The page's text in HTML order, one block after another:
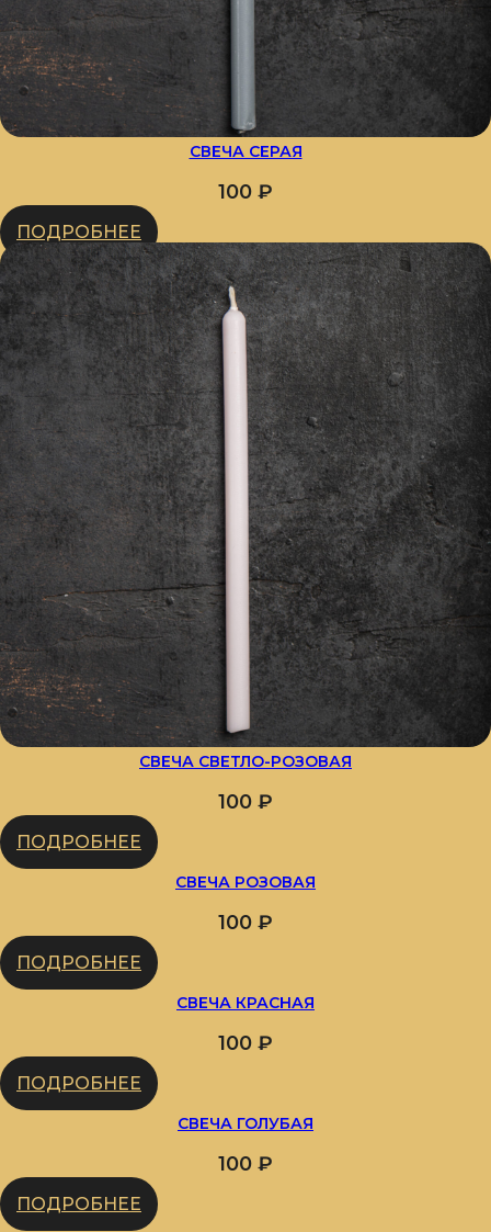
СВЕЧА СЕРАЯ
100 ₽
ПОДРОБНЕЕ
СВЕЧА СВЕТЛО-РОЗОВАЯ
100 ₽
ПОДРОБНЕЕ
СВЕЧА РОЗОВАЯ
100 ₽
ПОДРОБНЕЕ
СВЕЧА КРАСНАЯ
100 ₽
ПОДРОБНЕЕ
СВЕЧА ГОЛУБАЯ
100 ₽
ПОДРОБНЕЕ